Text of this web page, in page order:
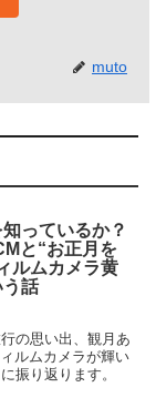
muto
っているか？
と“お正月を
ルムカメラ黄
話
の思い出、観月あ
ルムカメラが輝い
振り返ります。